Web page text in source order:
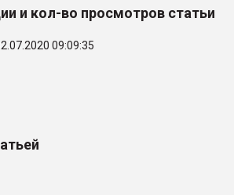
и кол-во просмотров статьи
09:09:35